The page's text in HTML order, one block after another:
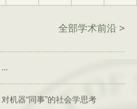
全部学术前沿 >
机器“同事”的社会学思考